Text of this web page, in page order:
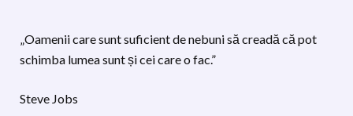
„Oamenii care sunt suficient de nebuni să creadă că pot
schimba lumea sunt și cei care o fac.”
Steve Jobs